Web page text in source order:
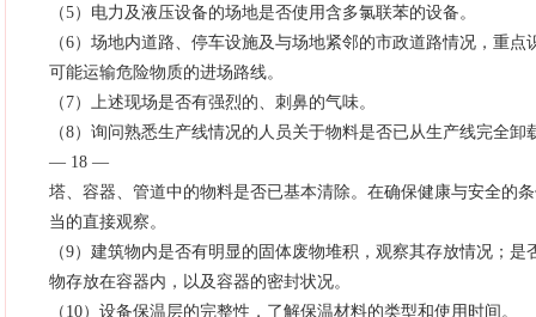
（5）电力及液压设备的场地是否使用含多氯联苯的设备。
（6）场地内道路、停车设施及与场地紧邻的市政道路情况，重点
可能运输危险物质的进场路线。
（7）上述现场是否有强烈的、刺鼻的气味。
（8）询问熟悉生产线情况的人员关于物料是否已从生产线完全卸
— 18 —
塔、容器、管道中的物料是否已基本清除。在确保健康与安全的
当的直接观察。
（9）建筑物内是否有明显的固体废物堆积，观察其存放情况；是
物存放在容器内，以及容器的密封状况。
（10）设备保温层的完整性，了解保温材料的类型和使用时间。